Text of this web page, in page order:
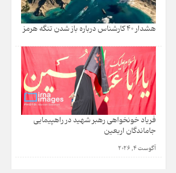
هشدار 40 کارشناس درباره باز شدن تنگه هرمز
فریاد خونخواهی رهبر شهید در راهپیمایی
جاماندگان اربعین
آگوست 4, 2026